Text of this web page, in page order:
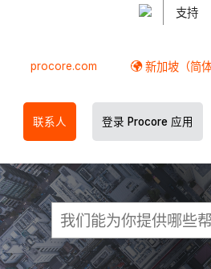
支持
procore.com 新加坡（简体
联系人 登录 Procore 应用